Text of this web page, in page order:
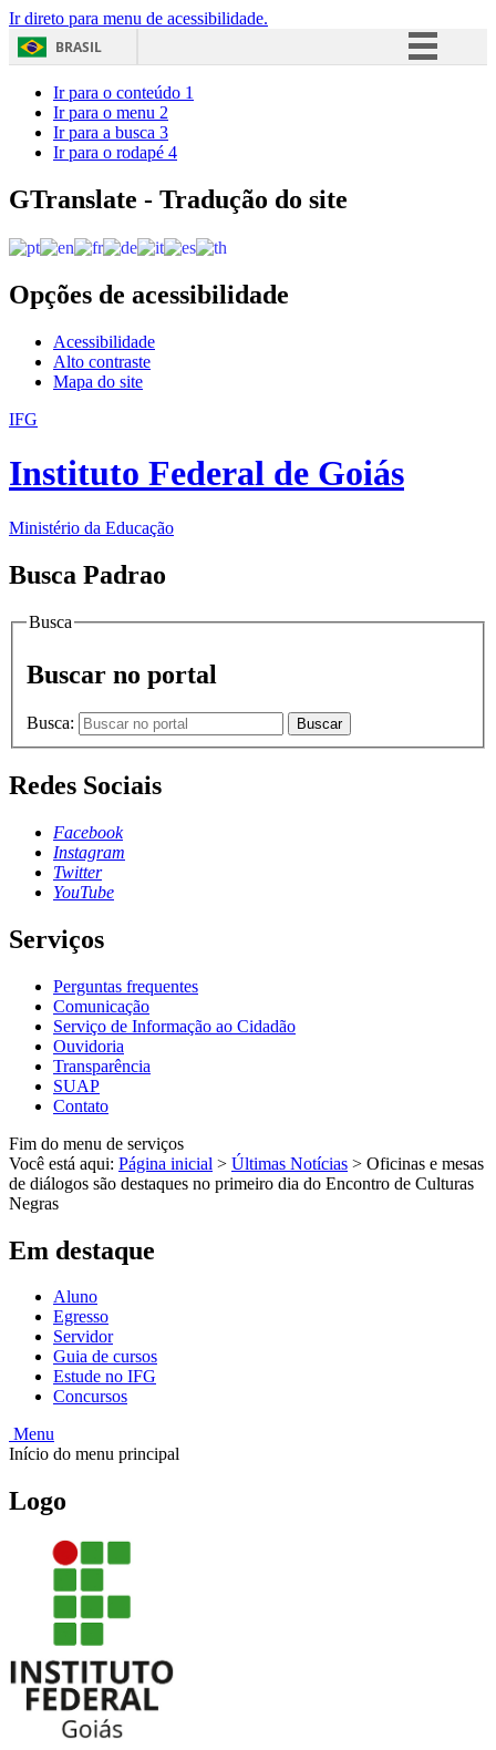
Ir direto para menu de acessibilidade.
BRASIL
Acesso à informação
Ir para o conteúdo 1
Ir para o menu 2
Ir para a busca 3
Ir para o rodapé 4
GTranslate - Tradução do site
Opções de acessibilidade
Acessibilidade
Alto contraste
Mapa do site
IFG
Instituto Federal de Goiás
Ministério da Educação
Busca Padrao
Busca
Buscar no portal
Busca: Buscar
Redes Sociais
Facebook
Instagram
Twitter
YouTube
Serviços
Perguntas frequentes
Comunicação
Serviço de Informação ao Cidadão
Ouvidoria
Transparência
SUAP
Contato
Fim do menu de serviços
Você está aqui: Página inicial > Últimas Notícias > Oficinas e mesas
de diálogos são destaques no primeiro dia do Encontro de Culturas
Negras
Em destaque
Aluno
Egresso
Servidor
Guia de cursos
Estude no IFG
Concursos
Menu
Início do menu principal
Logo